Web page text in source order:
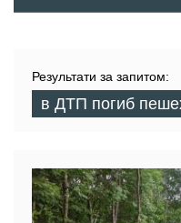
Результати за запитом:
в ДТП погиб